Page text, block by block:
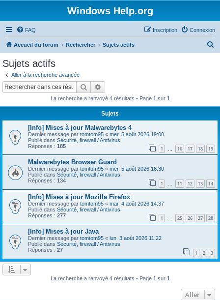
Windows Help.org
FAQ Connexion
Inscription
Accueil du forum Rechercher Sujets actifs
Sujets actifs
Aller à la recherche avancée
Rechercher
La recherche a renvoyé 4 résultats • Page 1 sur 1
Sujets
[Info] Mises à jour Malwarebytes 4
Dernier message par tomtom95 « mer. 5 août 2026 19:00
Publié dans Sécurité, firewall / Antivirus
Réponses : 185 1 16 17 18 19
Malwarebytes Browser Guard
Dernier message par tomtom95 « mer. 5 août 2026 16:30
Publié dans Sécurité, firewall / Antivirus
Réponses : 134 1 … 11 12 13 14
[Info] Mises à jour Mozilla Firefox
Dernier message par tomtom95 « mar. 4 août 2026 14:37
Publié dans Sécurité, firewall / Antivirus
Réponses : 277 1 25 26 27 28
[Info] Mises à jour Java
Dernier message par tomtom95 « lun. 3 août 2026 11:22
Publié dans Sécurité, firewall / Antivirus
Réponses : 27 1 2 3
La recherche a renvoyé 4 résultats • Page 1 sur 1
Aller